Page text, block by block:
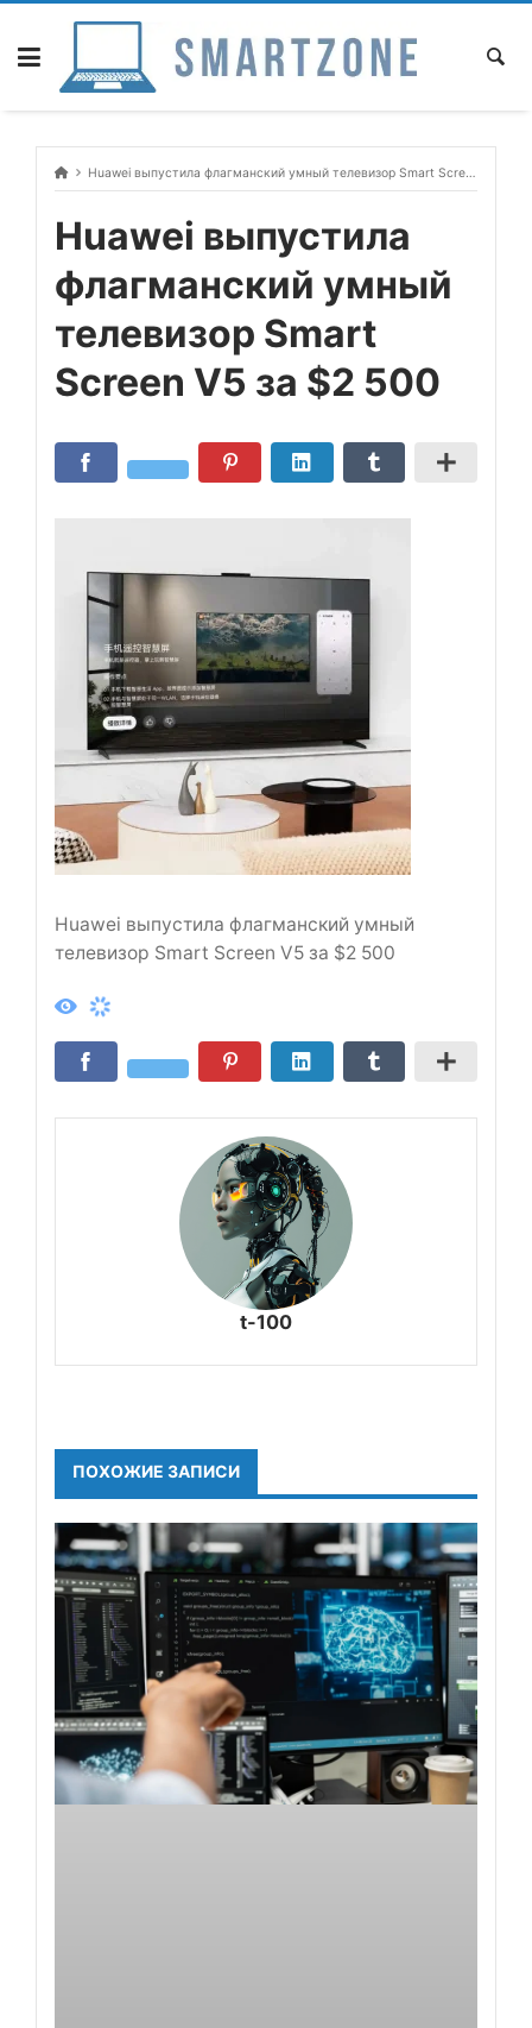
Skip
content
Huawei выпустила флагманский умный телевизор Smart Screen V5 за $2 500
Huawei выпустила
флагманский умный
телевизор Smart
Screen V5 за $2 500
Huawei выпустила флагманский умный
телевизор Smart Screen V5 за $2 500
t-100
ПОХОЖИЕ ЗАПИСИ